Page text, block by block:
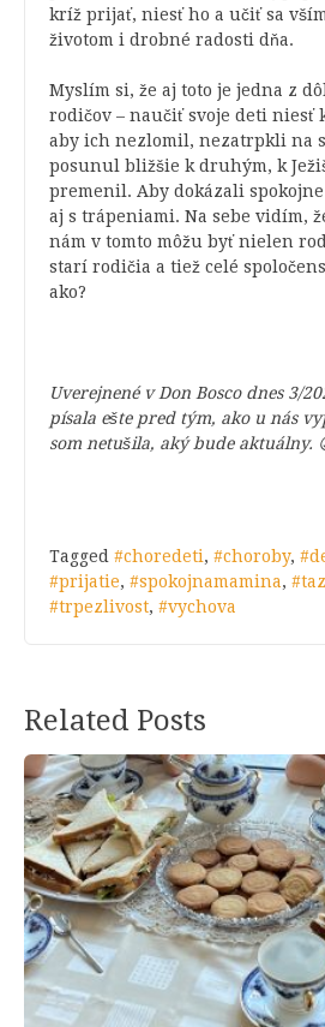
kríž prijať, niesť ho a učiť sa
životom i drobné radosti dňa.
Myslím si, že aj toto je jedna z
rodičov – naučiť svoje deti niesť
aby ich nezlomil, nezatrpkli na
posunul bližšie k druhým, k
premenil. Aby dokázali
aj s trápeniami. Na sebe vidím,
nám v tomto môžu byť nielen
starí rodičia a tiež celé
ako?
Uverejnené v Don Bosco dnes 3/
písala ešte pred tým, ako u nás
som netušila, aký bude aktuálny.
Tagged #choredeti, #choroby,
#prijatie, #spokojnamamina,
#trpezlivost, #vychova
Related Posts